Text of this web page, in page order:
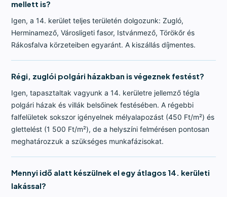
mellett is?
Igen, a 14. kerület teljes területén dolgozunk: Zugló,
Herminamező, Városligeti fasor, Istvánmező, Törökőr és
Rákosfalva körzeteiben egyaránt. A kiszállás díjmentes.
Régi, zuglói polgári házakban is végeznek festést?
Igen, tapasztaltak vagyunk a 14. kerületre jellemző tégla
polgári házak és villák belsőinek festésében. A régebbi
falfelületek sokszor igényelnek mélyalapozást (450 Ft/m²) és
glettelést (1 500 Ft/m²), de a helyszíni felmérésen pontosan
meghatározzuk a szükséges munkafázisokat.
Mennyi idő alatt készülnek el egy átlagos 14. kerületi
lakással?